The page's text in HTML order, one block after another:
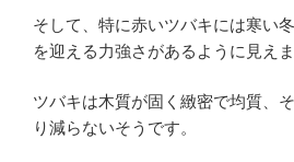
そして、特に赤いツバキには寒い
を迎える力強さがあるように見えま
ツバキは木質が固く緻密で均質、
り減らないそうです。